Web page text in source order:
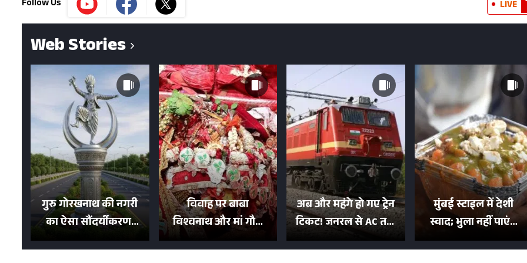
Follow Us LIVE
Web Stories
गुरु गोरखनाथ की नगरी
का ऐसा सौंदर्यीकरण!
मन मोह लेंगी शहर की
विवाह पर बाबा
विश्वनाथ और मां गौरा
को 6 लाख रुपये का
अब और महंगे हो गए ट्रेन
टिकट! जनरल से AC तक
का बढ़ा किराया; दिल्ली
मुंबई स्टाइल में देशी
स्वाद; भुला नहीं पाएंगे
मुल्तानी छोले-पाव का